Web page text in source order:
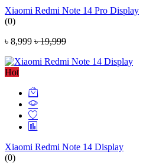
Xiaomi Redmi Note 14 Pro Display
(0)
৳ 8,999 ৳ 19,999
Hot
Xiaomi Redmi Note 14 Display
(0)